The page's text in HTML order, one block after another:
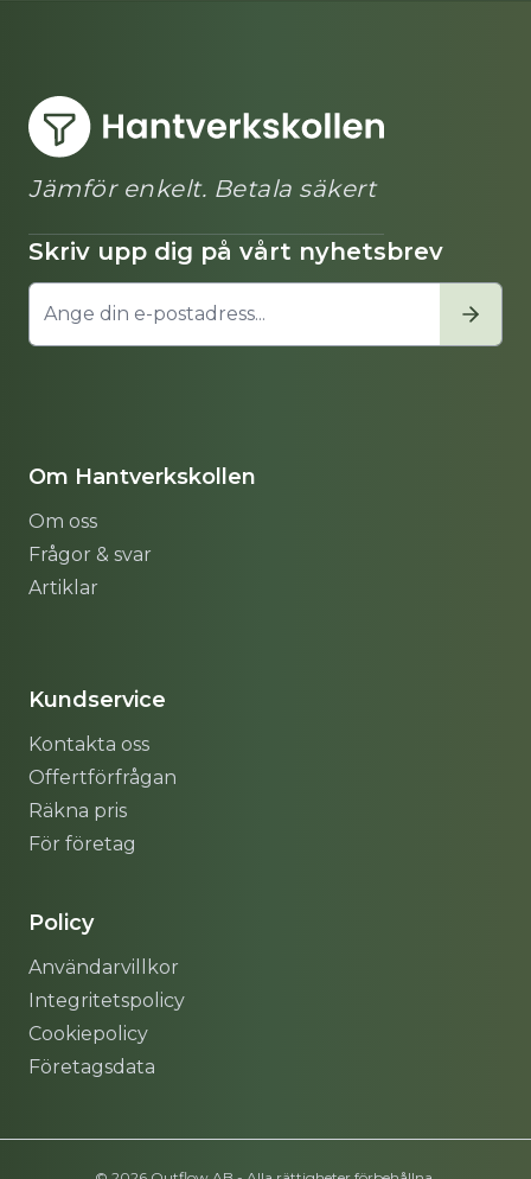
Jämför enkelt. Betala säkert
Skriv upp dig på vårt nyhetsbrev
Om Hantverkskollen
Om oss
Frågor & svar
Artiklar
Kundservice
Kontakta oss
Offertförfrågan
Räkna pris
För företag
Policy
Användarvillkor
Integritetspolicy
Cookiepolicy
Företagsdata